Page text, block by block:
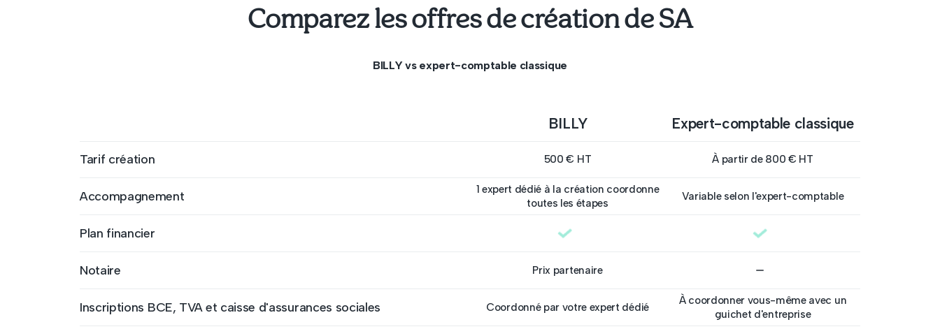
Comparez les offres de création de SA
BILLY vs expert-comptable classique
BILLY Expert-comptable classique
Tarif création 500 € HT À partir de 800 € HT
Accompagnement
1 expert dédié à la création coordonne
toutes les étapes
Variable selon l'expert-comptable
Plan financier
Notaire Prix partenaire
Inscriptions BCE, TVA et caisse d'assurances sociales Coordonné par votre expert dédié
À coordonner vous-même avec un
guichet d'entreprise